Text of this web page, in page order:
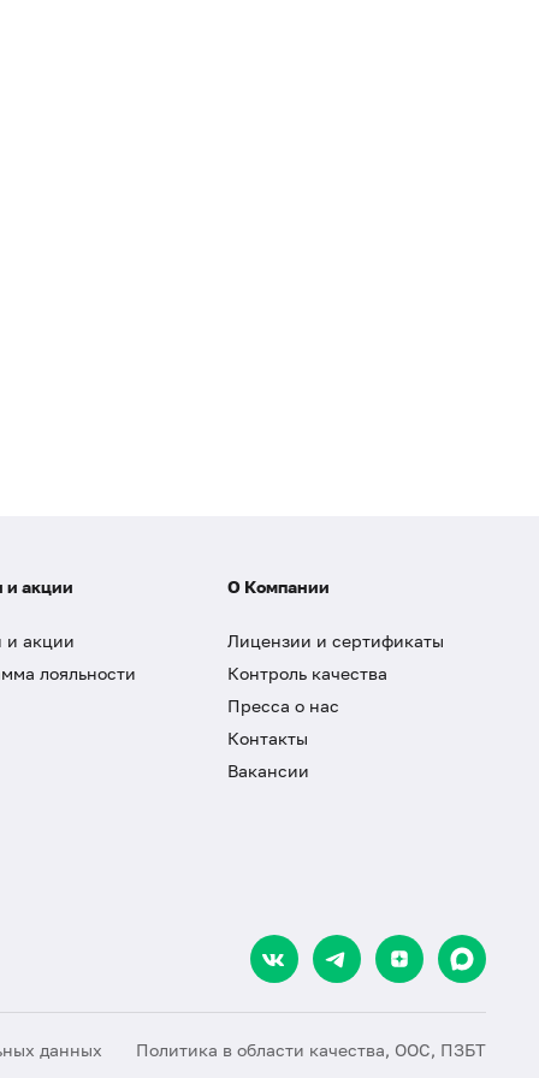
и акции
и акции
лояльности
О Компании
Лицензии и сертификаты
Контроль качества
Пресса о нас
Контакты
Вакансии
данных Политика в области качества, ООС, ПЗБТ